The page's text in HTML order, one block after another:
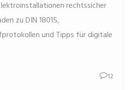
rechtssicher
zu DIN 18015,
und Tipps für digitale
12